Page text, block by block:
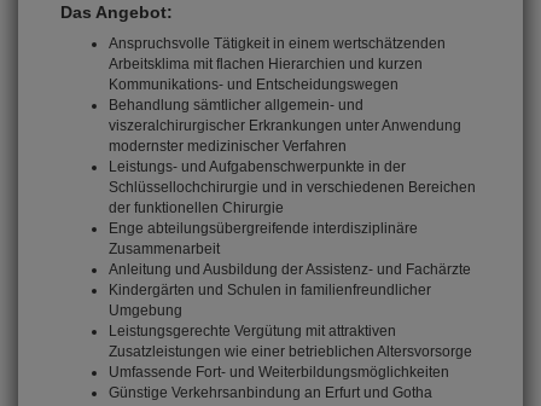
Das Angebot:
Anspruchsvolle Tätigkeit in einem wertschätzenden
Arbeitsklima mit flachen Hierarchien und kurzen
Kommunikations- und Entscheidungswegen
Behandlung sämtlicher allgemein- und
viszeralchirurgischer Erkrankungen unter Anwendung
modernster medizinischer Verfahren
Leistungs- und Aufgabenschwerpunkte in der
Schlüssellochchirurgie und in verschiedenen Bereichen
der funktionellen Chirurgie
Enge abteilungsübergreifende interdisziplinäre
Zusammenarbeit
Anleitung und Ausbildung der Assistenz- und Fachärzte
Kindergärten und Schulen in familienfreundlicher
Umgebung
Leistungsgerechte Vergütung mit attraktiven
Zusatzleistungen wie einer betrieblichen Altersvorsorge
Umfassende Fort- und Weiterbildungsmöglichkeiten
Günstige Verkehrsanbindung an Erfurt und Gotha